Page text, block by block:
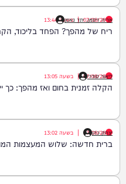
אריה זיסמן, יתד נאמן
07/08/26
| בשעה13:44
ריח של מהפך? הפחד בליכוד,
ליאור סודרי
07/08/26
| בשעה 13:05
הקלה זמנית בחום ואז מהפך: כך
יצחק כהן
07/08/26
| בשעה 13:02
ברית חדשה: שלוש המעצמות